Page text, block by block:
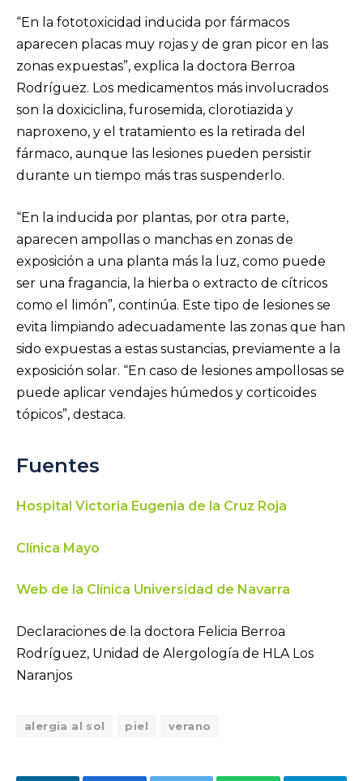
“En la fototoxicidad inducida por fármacos
aparecen placas muy rojas y de gran picor en las
zonas expuestas”, explica la doctora Berroa
Rodríguez. Los medicamentos más involucrados
son la doxiciclina, furosemida, clorotiazida y
naproxeno, y el tratamiento es la retirada del
fármaco, aunque las lesiones pueden persistir
durante un tiempo más tras suspenderlo.
“En la inducida por plantas, por otra parte,
aparecen ampollas o manchas en zonas de
exposición a una planta más la luz, como puede
ser una fragancia, la hierba o extracto de cítricos
como el limón”, continúa. Este tipo de lesiones se
evita limpiando adecuadamente las zonas que han
sido expuestas a estas sustancias, previamente a la
exposición solar. “En caso de lesiones ampollosas se
puede aplicar vendajes húmedos y corticoides
tópicos”, destaca.
Fuentes
Hospital Victoria Eugenia de la Cruz Roja
Clínica Mayo
Web de la Clínica Universidad de Navarra
Declaraciones de la doctora Felicia Berroa
Rodríguez, Unidad de Alergología de HLA Los
Naranjos
alergia al sol piel verano